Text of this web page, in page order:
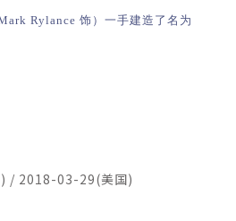
Rylance 饰）一手建造了名为
/ 2018-03-29(美国)